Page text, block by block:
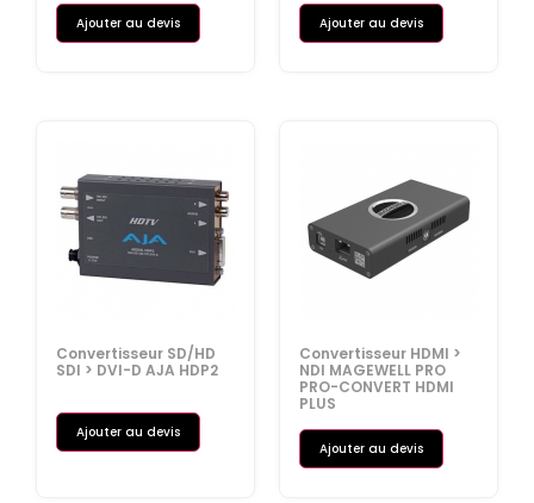
Ajouter au devis Ajouter au devis
Convertisseur SD/HD
SDI > DVI-D AJA HDP2
Ajouter au devis
Convertisseur HDMI >
NDI MAGEWELL PRO
PRO-CONVERT HDMI
PLUS
Ajouter au devis